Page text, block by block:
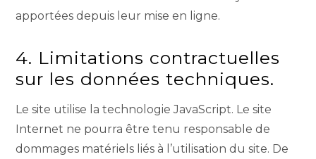
apportées depuis leur mise en ligne.
4. Limitations contractuelles
sur les données techniques.
Le site utilise la technologie JavaScript. Le site
Internet ne pourra être tenu responsable de
dommages matériels liés à l’utilisation du site. De